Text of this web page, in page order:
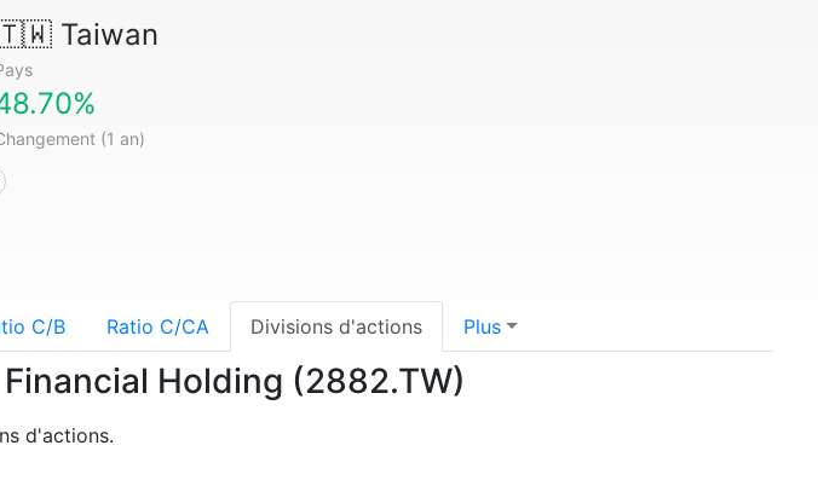
Taiwan
(1 an)
C/B Ratio C/CA Divisions d'actions Plus
Holding (2882.TW)
d'actions.